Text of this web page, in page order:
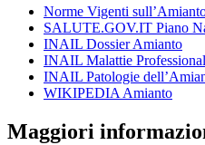
Norme Vigenti
SALUTE.GOV.IT Piano
INAIL Dossier Amianto
INAIL Malattie
INAIL Patologie
WIKIPEDIA Amianto
Maggiori